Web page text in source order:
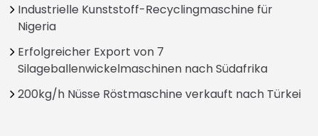
Industrielle Kunststoff-Recyclingmaschine für
Nigeria
Erfolgreicher Export von 7
Silageballenwickelmaschinen nach Südafrika
200kg/h Nüsse Röstmaschine verkauft nach Türkei